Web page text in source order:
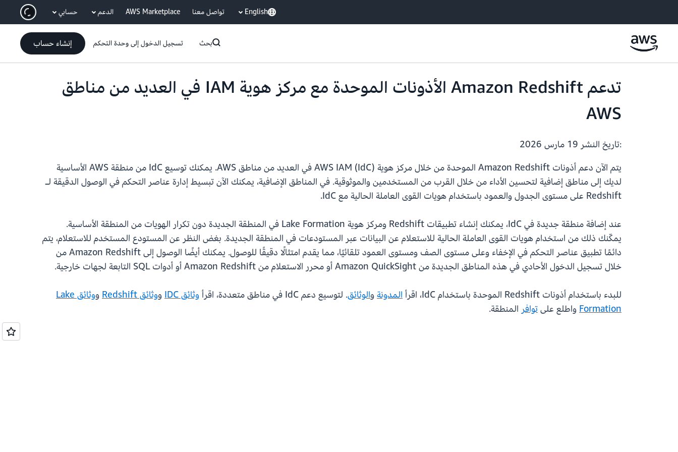
انتقل إلى المحتوى الرئيسي English تواصل معنا AWS Marketplace الدعم حسابي
بحث تسجيل الدخول إلى وحدة التحكم إنشاء حساب
تدعم Amazon Redshift الأذونات الموحدة مع مركز هوية IAM في العديد من مناطق
AWS
:تاريخ النشر
يتم الآن دعم أذونات Amazon Redshift الموحدة من خلال مركز هوية AWS IAM (IdC) في العديد من مناطق AWS. يمكنك توسيع IdC من منطقة AWS الأساسية
لديك إلى مناطق إضافية لتحسين الأداء من خلال القرب من المستخدمين والموثوقية. في المناطق الإضافية، يمكنك الآن تبسيط إدارة عناصر التحكم في الوصول الدقيقة لـ
Redshift على مستوى الجدول والعمود باستخدام هويات القوى العاملة الحالية مع IdC.
عند إضافة منطقة جديدة في IdC، يمكنك إنشاء تطبيقات Redshift ومركز هوية Lake Formation في المنطقة الجديدة دون تكرار الهويات من المنطقة الأساسية.
يمكّنك ذلك من استخدام هويات القوى العاملة الحالية للاستعلام عن البيانات عبر المستودعات في المنطقة الجديدة. بغض النظر عن المستودع المستخدم للاستعلام، يتم
دائمًا تطبيق عناصر التحكم في الإخفاء وعلى مستوى الصف ومستوى العمود تلقائيًا، مما يقدم امتثالًا دقيقًا للوصول. يمكنك أيضًا الوصول إلى Amazon Redshift من
خلال تسجيل الدخول الأحادي في هذه المناطق الجديدة من Amazon QuickSight أو محرر الاستعلام من Amazon Redshift أو أدوات SQL التابعة لجهات خارجية.
للبدء باستخدام أذونات Redshift الموحدة باستخدام IdC، اقرأ المدونةوالوثائق. لتوسيع دعم IdC في مناطق متعددة، اقرأ وثائق IDC ووثائق Redshift و
وثائق Lake
Formationواطلع علىتوافر المنطقة.